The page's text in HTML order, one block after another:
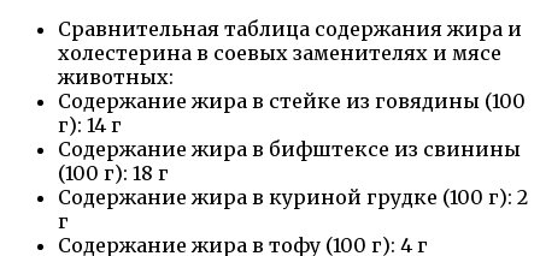
Сравнительная таблица содержания жира и
холестерина в соевых заменителях и мясе
животных:
Содержание жира в стейке из говядины (100
г): 14 г
Содержание жира в бифштексе из свинины
(100 г): 18 г
Содержание жира в куриной грудке (100 г): 2
г
Содержание жира в тофу (100 г): 4 г